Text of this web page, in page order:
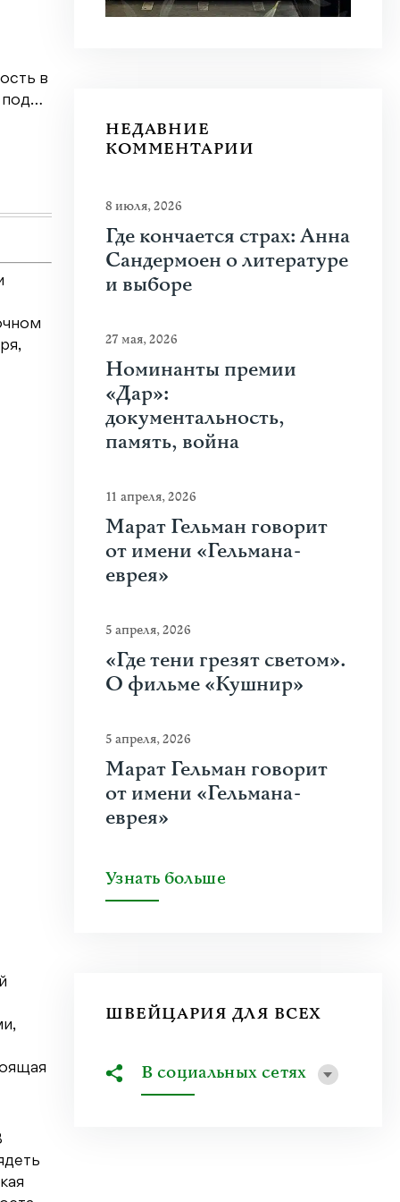
в
под…
теоретическим». Ждать ли
разговоры о возможной новой
волне мобилизации. Поводом ст…
НЕДАВНИЕ
КОММЕНТАРИИ
8 июля, 2026
Где кончается страх: Анна
Сандермоен о литературе
и выборе
27 мая, 2026
Номинанты премии
«Дар»:
документальность,
память, война
11 апреля, 2026
Марат Гельман говорит
от имени «Гельмана-
еврея»
5 апреля, 2026
«Где тени грезят светом».
О фильме «Кушнир»
5 апреля, 2026
Марат Гельман говорит
от имени «Гельмана-
еврея»
Узнать больше
ШВЕЙЦАРИЯ ДЛЯ ВСЕХ
В социальных сетях